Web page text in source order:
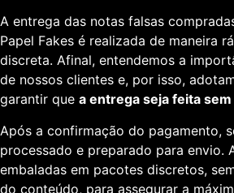
A entrega das notas falsas
Papel Fakes é realizada de maneira
discreta. Afinal, entendemos a
de nossos clientes e, por isso,
garantir que a entrega seja feita
Após a confirmação do pagamento,
processado e preparado para envio.
embaladas em pacotes discretos,
do conteúdo, para assegurar a